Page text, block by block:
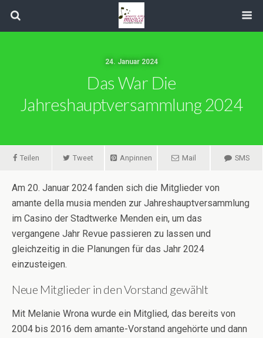
24. Januar 2024
Das War Die
Jahreshauptversammlung 2024
Teilen Tweet Anpinnen Mail SMS
Am 20. Januar 2024 fanden sich die Mitglieder von
amante della musia menden zur Jahreshauptversammlung
im Casino der Stadtwerke Menden ein, um das
vergangene Jahr Revue passieren zu lassen und
gleichzeitig in die Planungen für das Jahr 2024
einzusteigen.
Neue Mitglieder in den Vorstand gewählt
Mit Melanie Wrona wurde ein Mitglied, das bereits von
2004 bis 2016 dem amante-Vorstand angehörte und dann